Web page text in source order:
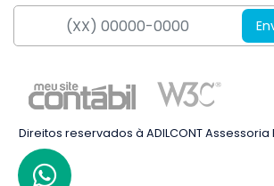
Direitos reservados à ADILCONT